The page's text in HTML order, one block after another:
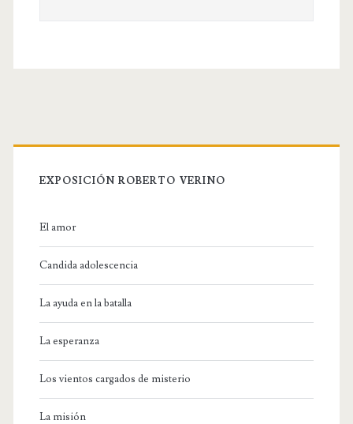
EXPOSICIÓN ROBERTO VERINO
El amor
Candida adolescencia
La ayuda en la batalla
La esperanza
Los vientos cargados de misterio
La misión